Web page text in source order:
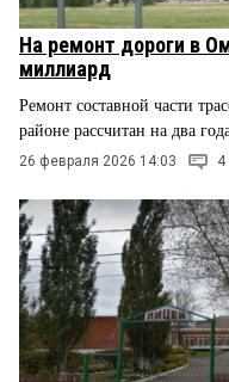
На ремонт дороги в
миллиард
Ремонт составной части
районе рассчитан на два
26 февраля 2026 14:03 4